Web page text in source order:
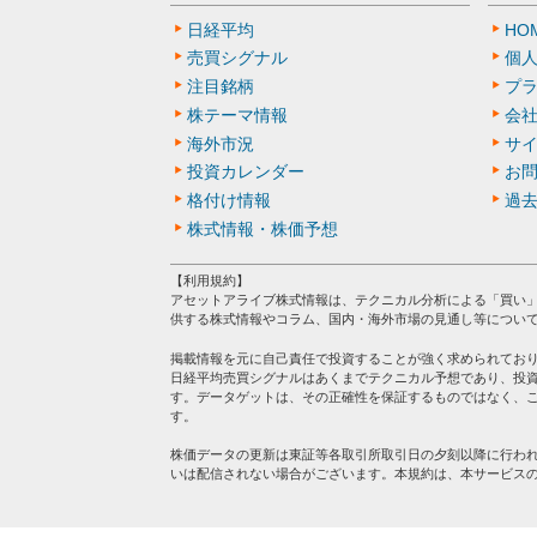
日経平均
売買シグナル
注目銘柄
株テーマ情報
海外市況
投資カレンダー
格付け情報
株式情報・株価予想
個
プ
会
サ
お
過
【利用規約】
アセットアライブ株式情報は、テクニカル分析による「買
供する株式情報やコラム、国内・海外市場の見通し等につい
掲載情報を元に自己責任で投資することが強く求められてお
日経平均売買シグナルはあくまでテクニカル予想であり、投
す。データゲットは、その正確性を保証するものではなく、
す。
株価データの更新は東証等各取引所取引日の夕刻以降に行わ
いは配信されない場合がございます。本規約は、本サービス